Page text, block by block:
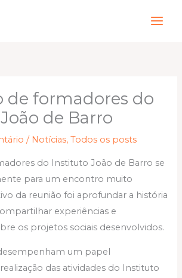
de formadores do
de Barro
/ Notícias,Todos os posts
do Instituto João de Barro se
para um encontro muito
da reunião foi aprofundar a história
experiências e
os projetos sociais desenvolvidos.
um papel
das atividades do Instituto